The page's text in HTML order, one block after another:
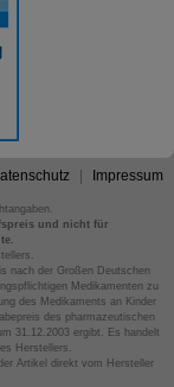
Impressum
und nicht für
nach der Großen Deutschen
Medikamenten zu
des Medikaments an Kinder
des pharmazeutischen
31.12.2003 ergibt. Es handelt
Herstellers.
Artikel direkt vom Hersteller